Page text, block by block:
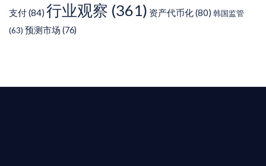
支付(84) 行业观察 (361) 资产代币化 (80) 韩国监管
(63) 预测市场 (76)